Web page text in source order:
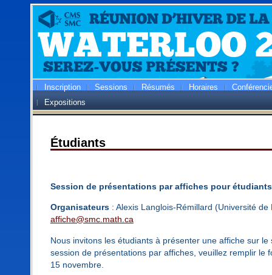
Inscription Sessions Résumés Horaires
Expositions
Étudiants
Session de présentations par affiches pour étudiants
Organisateurs: Alexis Langlois-Rémillard (Université
affiche@smc.math.ca
Nous invitons les étudiants à présenter une affiche sur
session de présentations par affiches, veuillez remplir
15 novembre.